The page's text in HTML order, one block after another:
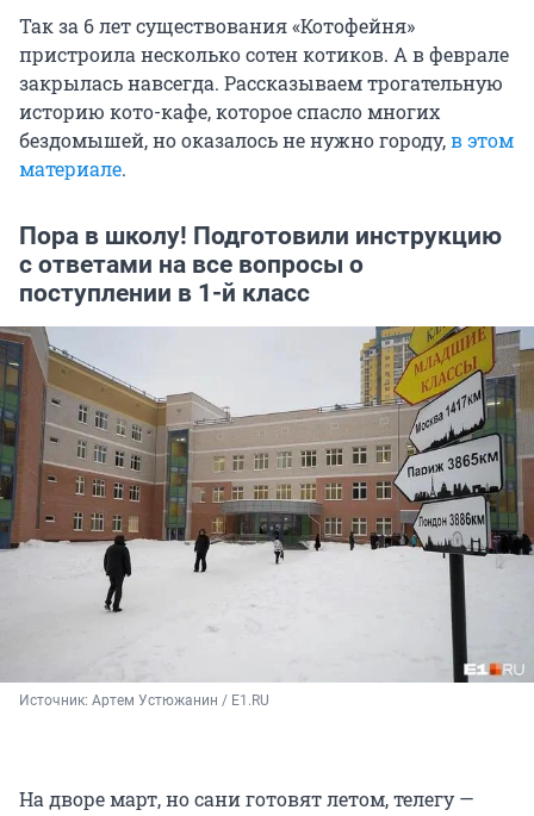
Так за 6 лет существования «Котофейня»
пристроила несколько сотен котиков. А в феврале
закрылась навсегда. Рассказываем трогательную
историю кото-кафе, которое спасло многих
бездомышей, но оказалось не нужно городу,в этом
материале.
Пора в школу! Подготовили инструкцию
с ответами на все вопросы о
поступлении в 1-й класс
Источник: Артем Устюжанин / E1.RU
На дворе март, но сани готовят летом, телегу —